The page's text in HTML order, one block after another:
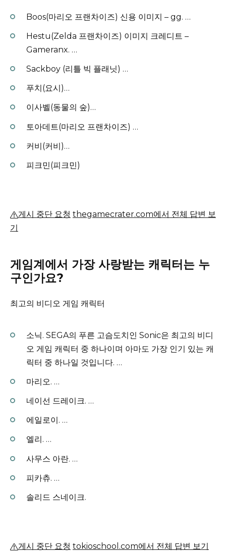
Boos(마리오 프랜차이즈) 신용 이미지 – gg. …
Hestu(Zelda 프랜차이즈) 이미지 크레디트 –
Gameranx. …
Sackboy (리틀 빅 플래닛) …
푸치(요시)…
이사벨(동물의 숲)…
토아데트(마리오 프랜차이즈) …
커비(커비)…
피크민(피크민)
게시 중단 요청 thegamecrater.com에서 전체 답변 보
기
게임계에서 가장 사랑받는 캐릭터는 누
구인가요?
최고의 비디오 게임 캐릭터
소닉. SEGA의 푸른 고슴도치인 Sonic은 최고의 비디
오 게임 캐릭터 중 하나이며 아마도 가장 인기 있는 캐
릭터 중 하나일 것입니다. …
마리오. …
네이선 드레이크. …
에일로이. …
엘리. …
사무스 아란. …
피카츄. …
솔리드 스네이크.
게시 중단 요청 tokioschool.com에서 전체 답변 보기